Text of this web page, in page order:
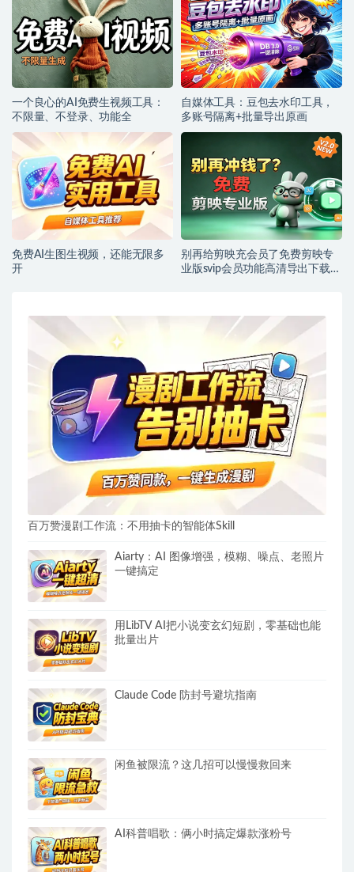
一个良心的AI免费生视频工具：
不限量、不登录、功能全
自媒体工具：豆包去水印工具，
多账号隔离+批量导出原画
免费AI生图生视频，还能无限多
开
别再给剪映充会员了免费剪映专
业版svip会员功能高清导出下载剪
百万赞漫剧工作流：不用抽卡的智能体Skill
Aiarty：AI 图像增强，模糊、噪点、老照片
一键搞定
用LibTV AI把小说变玄幻短剧，零基础也能
批量出片
Claude Code 防封号避坑指南
闲鱼被限流？这几招可以慢慢救回来
AI科普唱歌：俩小时搞定爆款涨粉号